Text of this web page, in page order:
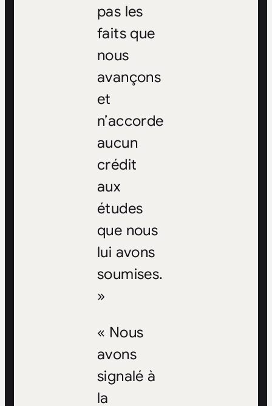
pas les
faits que
nous
avançons
et
n’accorde
aucun
crédit
aux
études
que nous
lui avons
soumises.
»
« Nous
avons
signalé à
la